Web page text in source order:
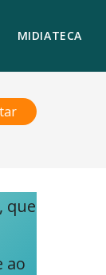
MIDIATECA
que
ao